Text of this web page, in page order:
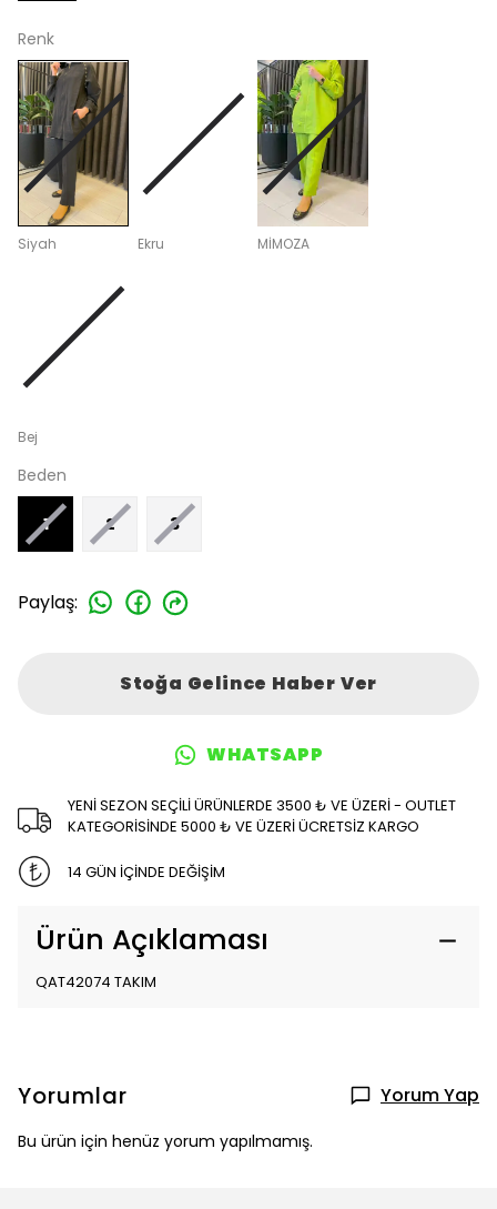
Renk
Siyah Ekru MİMOZA
Bej
Beden
1 2 3
Paylaş:
Stoğa Gelince Haber Ver
WHATSAPP
YENİ SEZON SEÇİLİ ÜRÜNLERDE 3500 ₺ VE ÜZERİ - OUTLET
KATEGORİSİNDE 5000 ₺ VE ÜZERİ ÜCRETSİZ KARGO
14 GÜN İÇİNDE DEĞİŞİM
Ürün Açıklaması
QAT42074 TAKIM
Yorumlar Yorum Yap
Bu ürün için henüz yorum yapılmamış.